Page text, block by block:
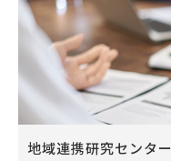
地域連携研究センター